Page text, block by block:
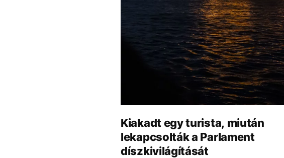
Kiakadt egy turista, miután
lekapcsolták a Parlament
díszkivilágítását